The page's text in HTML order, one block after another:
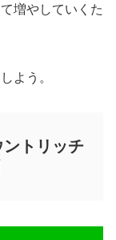
増やしていくた
よう。
トリッチ